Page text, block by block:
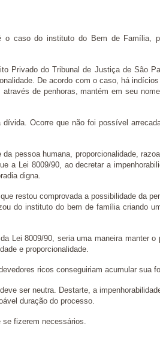
caso do instituto do Bem de Família,
Privado do Tribunal de Justiça de São
De acordo com o caso, há
de penhoras, mantém em seu
Ocorre que não foi possível
pessoa humana, proporcionalidade,
a Lei 8009/90, ao decretar a
digna.
restou comprovada a possibilidade da
do instituto do bem de família criando
Lei 8009/90, seria uma maneira manter
e proporcionalidade.
ricos conseguiriam acumular sua
ser neutra. Destarte, a
duração do processo.
fizerem necessários.